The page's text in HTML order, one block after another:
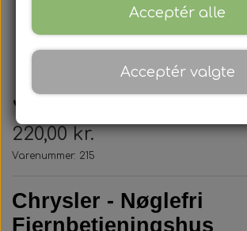
Jeep - Nøglehus
220,00 kr.
Varenummer: 215
Chrysler - Nøglefri
Fjernbetjeningshus
Acceptér alle
Acceptér valgte